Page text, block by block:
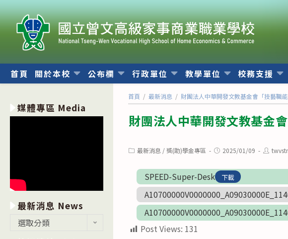
跳
轉
至
內
首頁 關於本校 公布欄 行政單位 教學單位 校務支援
首頁 / 最新消息 / 財團法人中華開發文教基金會「技藝職能
財團法人中華開發文教基金
Post最新消息 / 獎(助)學金專區
Post2025/01/09
Post
SPEED-Super-Desk 下載
Post Views: 131
媒體專區 Media
最新消息 News
選取分類